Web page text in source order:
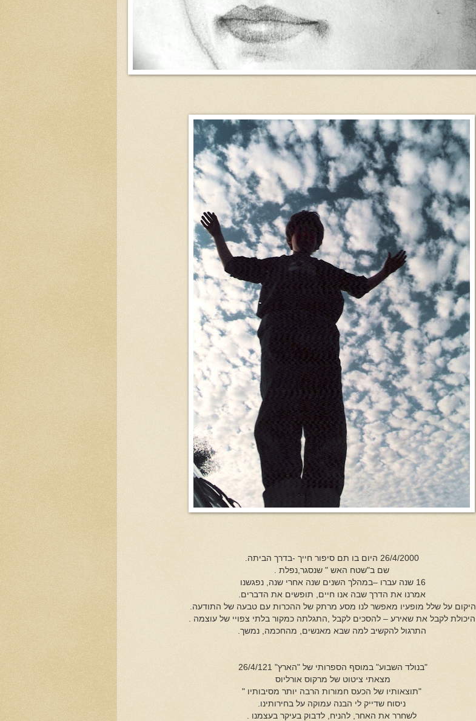
26/4/2000 היום בו תם סיפור חייך -בדרך הביתה.
שם ב"שטח האש " שנסגר,נפלת .
16 שנה עברו –במהלך השנים שנה אחרי שנה, נפגשנו
אמרנו את הדרך שבה אנו חיים, תופשים את הדברים.
היקום על שלל מופעיו מאפשר לנו מסע מרתק של ההכרות עם טבעה של התודעה.
היכולת לקבל את שאירע – להסכים לקבל ,התגלתה כמקור בלתי צפויי של עוצמה .
התרגול להקשיב למה שבא מאנשים, מהחכמה, נמשך.
"בנולד השבוע" במוסף הספרותי של "הארץ" 26/4/121
מצאתי ציטוט של מרקוס אורליוס
"תוצאותיו של הכעס חמורות הרבה יותר מסיבותיו "
ניסוח שדייק לי הבנה עמוקה על בחירותינו.
לשחרר את האחר, להניח, לדבוק בעיקר בעצמנו .